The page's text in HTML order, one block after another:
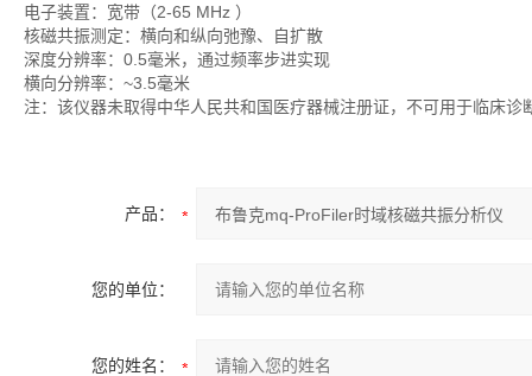
电子装置：宽带（2-65 MHz ）
核磁共振测定：横向和纵向弛豫、自扩散
深度分辨率：0.5毫米，通过频率步进实现
横向分辨率：~3.5毫米
注：该仪器未取得中华人民共和国医疗器械注册证，不可用于临床诊
产品：
您的单位：
您的姓名：